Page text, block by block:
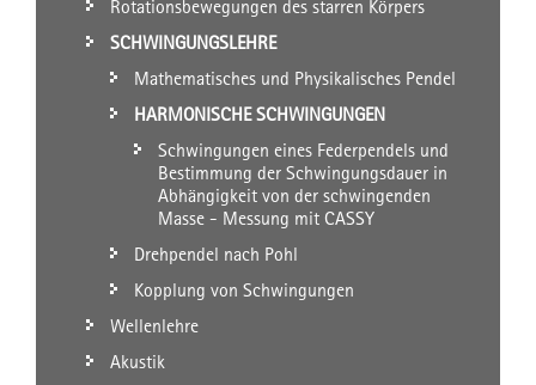
Rotationsbewegungen des starren Körpers
SCHWINGUNGSLEHRE
Mathematisches und Physikalisches Pendel
HARMONISCHE SCHWINGUNGEN
Schwingungen eines Federpendels und
Bestimmung der Schwingungsdauer in
Abhängigkeit von der schwingenden
Masse - Messung mit CASSY
Drehpendel nach Pohl
Kopplung von Schwingungen
Wellenlehre
Akustik